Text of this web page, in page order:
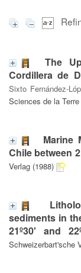
The
Cordillera de
Sixto Fernández-
Sciences de la Terre
Marine
Chile between
Verlag (1988)
sediments in
21º30' and
Schweizerbart'sche